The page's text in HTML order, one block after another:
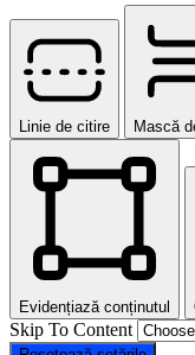
Linie de citire Mască
Evidențiază conținutul
Skip To Content